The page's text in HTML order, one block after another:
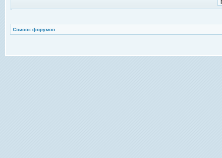
Список форумов